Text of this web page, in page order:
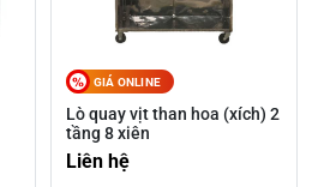
GIÁ ONLINE
Lò quay vịt than hoa (xích) 2
tầng 8 xiên
Liên hệ